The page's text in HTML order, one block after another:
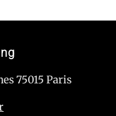
75015 Paris